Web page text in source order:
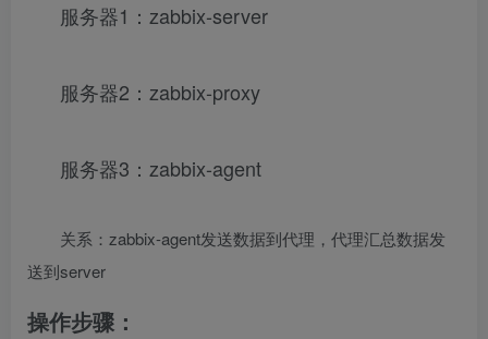
服务器1：zabbix-server
服务器2：zabbix-proxy
服务器3：zabbix-agent
关系：zabbix-agent发送数据到代理，代理汇总数据发
送到server
操作步骤：